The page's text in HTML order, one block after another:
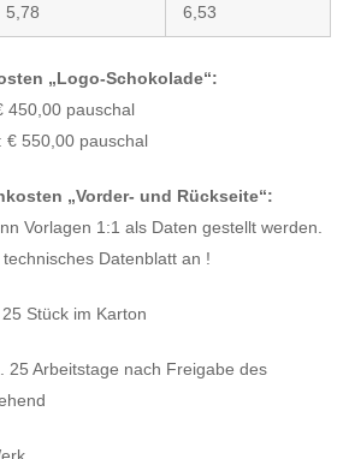
5,78 6,53
„Logo-Schokolade“:
450,00 pauschal
€ 550,00 pauschal
„Vorder- und Rückseite“:
Vorlagen 1:1 als Daten gestellt werden.
Datenblatt an !
25 Stück im Karton
25 Arbeitstage nach Freigabe des